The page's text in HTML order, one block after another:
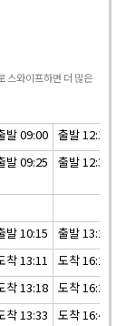
스와이프하면 더 많은
발 09:00 출발 12:10
발 09:25 출발 12:30
발 10:15 출발 13:20
착 13:11 도착 16:21
착 13:18 도착 16:28
착 13:33 도착 16:43